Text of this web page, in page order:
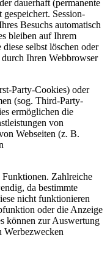
dauerhaft (permanente
Session-
Besuchs automatisch
bleiben auf Ihrem
selbst löschen oder
Ihren Webbrowser
Party-Cookies) oder
(sog. Third-Party-
ermöglichen die
von
Webseiten (z. B.
Funktionen. Zahlreiche
da bestimmte
nicht funktionieren
oder die Anzeige
können zur Auswertung
Werbezwecken